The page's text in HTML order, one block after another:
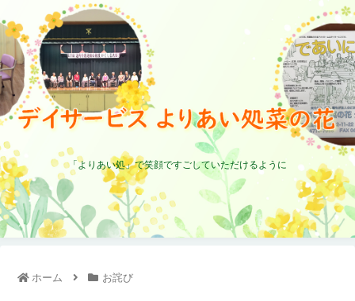
「よりあい処」で笑顔ですごしていただけるように
ホーム お詫び